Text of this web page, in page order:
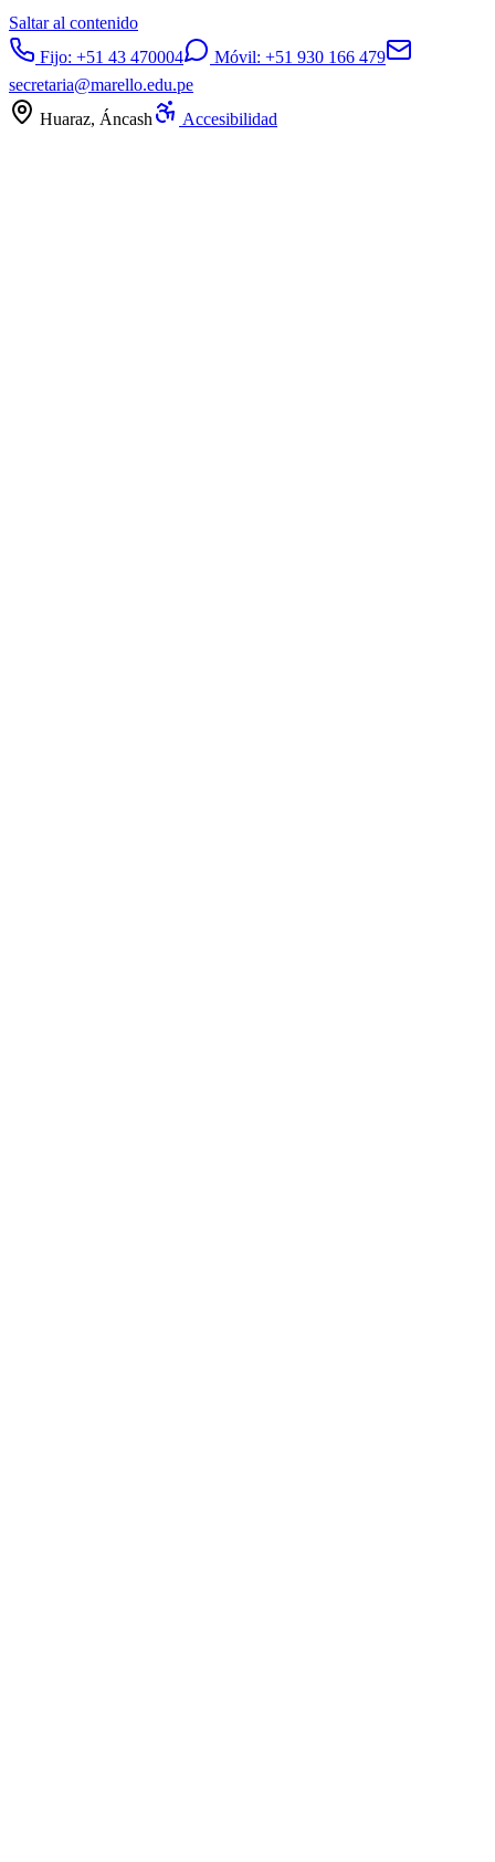
Saltar al contenido
Fijo: +51 43 470004 Móvil: +51 930 166 479
secretaria@marello.edu.pe
Huaraz, Áncash
Accesibilidad